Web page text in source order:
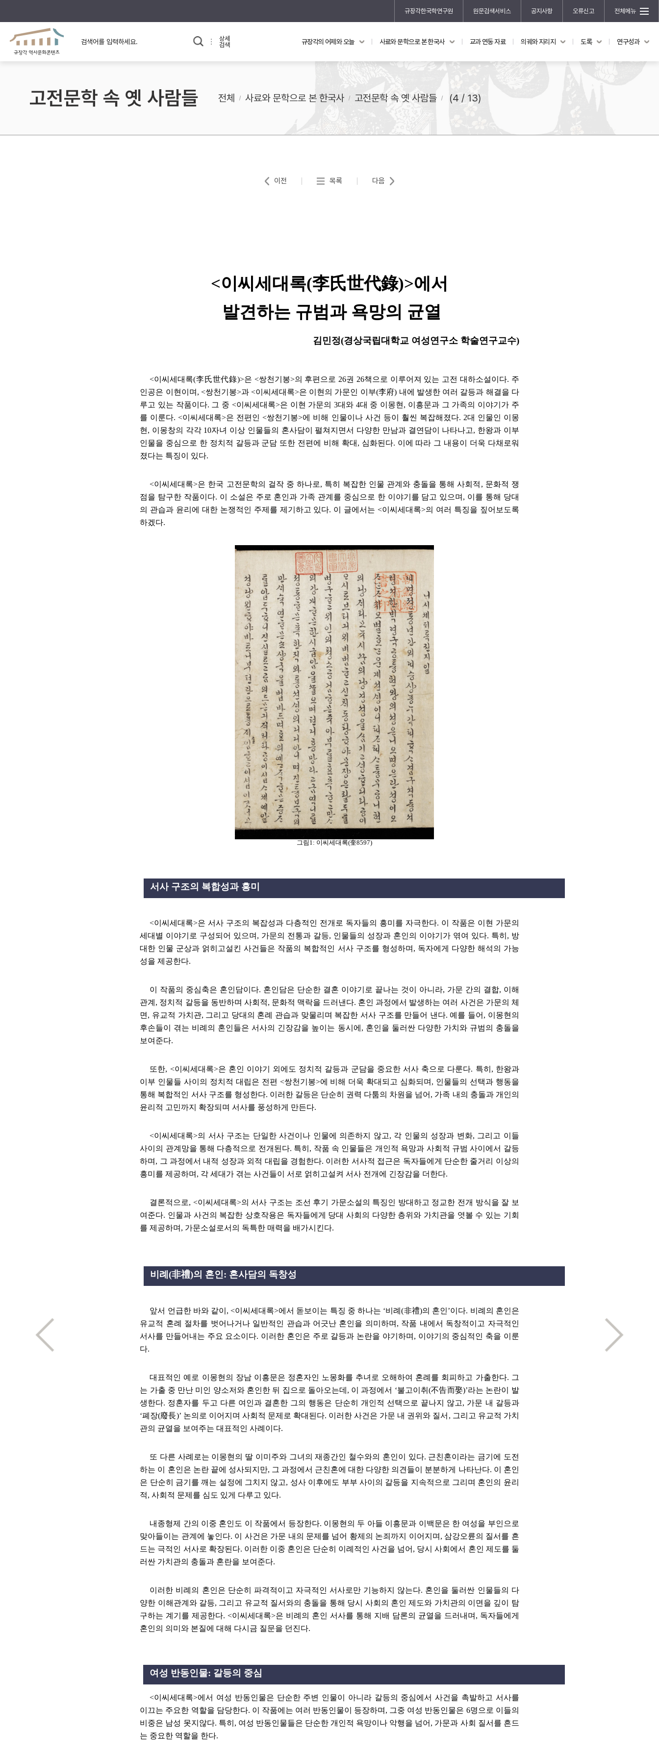
규장각한국학연구원 원문검색서비스 공지사항 오류신고 전체메뉴
규장각의 어제와 오늘
규장각 소개영상
사료와 문학으로 본
고대
고려
조선 후기
교과 연동 자료 의궤와 지리지
지리지 이야기
도록
규장각 소장품 해설
연구성과
신진학자 초청 연구교류 사업
상세
검색
“정조”가 나온 후 “정약용”이 나오지 않는 자
규장각의 어제와 오늘 사료와 문학으로 본 한국사 교과 연동 자료 의궤와 지리지 도록 연구성과
고전문학 속 옛 사람들 전체 사료와 문학으로 본 한국사 고전문학 속 옛 사람들 (4 / 13)
이전 목록 다음
<이씨세대록(李氏世代錄)>에서
발견하는 규범과 욕망의 균열
김민정(경상국립대학교 여성연구소 학술연구교수)
<이씨세대록(李氏世代錄)>은 <쌍천기봉>의 후편으로 26권 26책으로 이루어져 있는 고전 대하소설이다. 주
인공은 이현이며 , <쌍천기봉>과<이씨세대록>은 이현의 가문인 이부(李府) 내에 발생한 여러 갈등과 해결을 다
루고 있는 작품이다. 그 중 <이씨세대록>은 이현 가문의3대와 4대 중 이몽현 , 이흥문과 그 가족의 이야기가 주
를 이룬다. <이씨세대록>은 전편인<쌍천기봉>에 비해 인물이나 사건 등이 훨씬 복잡해졌다. 2대 인물인 이몽
현 , 이몽창의 각각 10자녀 이상 인물들의 혼사담이 펼쳐지면서 다양한 만남과 결연담이 나타나고, 한왕과 이부
인물을 중심으로 한 정치적 갈등과 군담 또한 전편에 비해 확대 , 심화된다. 이에 따라 그 내용이 더욱 다채로워
졌다는 특징이 있다.
<이씨세대록>은 한국 고전문학의 걸작 중 하나로, 특히 복잡한 인물 관계와 충돌을 통해 사회적 , 문화적 쟁
점을 탐구한 작품이다. 이 소설은 주로 혼인과 가족 관계를 중심으로 한 이야기를 담고 있으며 , 이를 통해 당대
의 관습과 윤리에 대한 논쟁적인 주제를 제기하고 있다. 이 글에서는<이씨세대록>의 여러 특징을 짚어보도록
하겠다.
그림 1: 이씨세대록(奎8597)
서사 구조의 복합성과 흥미
<이씨세대록>은 서사 구조의 복잡성과 다층적인 전개로 독자들의 흥미를 자극한다. 이 작품은 이현 가문의
세대별 이야기로 구성되어 있으며 , 가문의 전통과 갈등, 인물들의 성장과 혼인의 이야기가 엮여 있다. 특히 , 방
대한 인물 군상과 얽히고설킨 사건들은 작품의 복합적인 서사 구조를 형성하며 , 독자에게 다양한 해석의 가능
성을 제공한다.
이 작품의 중심축은 혼인담이다. 혼인담은 단순한 결혼 이야기로 끝나는 것이 아니라, 가문 간의 결합, 이해
관계 , 정치적 갈등을 동반하며 사회적, 문화적 맥락을 드러낸다. 혼인 과정에서 발생하는 여러 사건은 가문의 체
면 , 유교적 가치관, 그리고 당대의 혼례 관습과 맞물리며 복잡한 서사 구조를 만들어 낸다. 예를 들어 , 이몽현의
후손들이 겪는 비례의 혼인들은 서사의 긴장감을 높이는 동시에 , 혼인을 둘러싼 다양한 가치와 규범의 충돌을
보여준다.
또한, <이씨세대록>은 혼인 이야기 외에도 정치적 갈등과 군담을 중요한 서사 축으로 다룬다. 특히 , 한왕과
이부 인물들 사이의 정치적 대립은 전편 <쌍천기봉>에 비해 더욱 확대되고 심화되며 , 인물들의 선택과 행동을
통해 복합적인 서사 구조를 형성한다. 이러한 갈등은 단순히 권력 다툼의 차원을 넘어 , 가족 내의 충돌과 개인의
윤리적 고민까지 확장되며 서사를 풍성하게 만든다.
<이씨세대록>의 서사 구조는 단일한 사건이나 인물에 의존하지 않고, 각 인물의 성장과 변화, 그리고 이들
사이의 관계망을 통해 다층적으로 전개된다. 특히 , 작품 속 인물들은 개인적 욕망과 사회적 규범 사이에서 갈등
하며 , 그 과정에서 내적 성장과 외적 대립을 경험한다. 이러한 서사적 접근은 독자들에게 단순한 줄거리 이상의
흥미를 제공하며 , 각 세대가 겪는 사건들이 서로 얽히고설켜 서사 전개에 긴장감을 더한다.
결론적으로, <이씨세대록>의 서사 구조는 조선 후기 가문소설의 특징인 방대하고 정교한 전개 방식을 잘 보
여준다. 인물과 사건의 복잡한 상호작용은 독자들에게 당대 사회의 다양한 층위와 가치관을 엿볼 수 있는 기회
를 제공하며 , 가문소설로서의 독특한 매력을 배가시킨다.
비례(非禮)의 혼인: 혼사담의 독창성
앞서 언급한 바와 같이 , <이씨세대록>에서 돋보이는 특징 중 하나는 ‘비례(非禮)의 혼인’이다. 비례의 혼인은
유교적 혼례 절차를 벗어나거나 일반적인 관습과 어긋난 혼인을 의미하며 , 작품 내에서 독창적이고 자극적인
서사를 만들어내는 주요 요소이다. 이러한 혼인은 주로 갈등과 논란을 야기하며 , 이야기의 중심적인 축을 이룬
다.
대표적인 예로 이몽현의 장남 이흥문은 정혼자인 노몽화를 추녀로 오해하여 혼례를 회피하고 가출한다. 그
는 가출 중 만난 미인 양소저와 혼인한 뒤 집으로 돌아오는데 , 이 과정에서 ‘불고이취 (不告而娶)’라는 논란이 발
생한다. 정혼자를 두고 다른 여인과 결혼한 그의 행동은 단순히 개인적 선택으로 끝나지 않고, 가문 내 갈등과
‘폐장(廢長)’ 논의로 이어지며 사회적 문제로 확대된다. 이러한 사건은 가문 내 권위와 질서 , 그리고 유교적 가치
관의 균열을 보여주는 대표적인 사례이다.
또 다른 사례로는 이몽현의 딸 이미주와 그녀의 재종간인 철수와의 혼인이 있다. 근친혼이라는 금기에 도전
하는 이 혼인은 논란 끝에 성사되지만, 그 과정에서 근친혼에 대한 다양한 의견들이 분분하게 나타난다. 이 혼인
은 단순히 금기를 깨는 설정에 그치지 않고, 성사 이후에도 부부 사이의 갈등을 지속적으로 그리며 혼인의 윤리
적,사회적 문제를 심도 있게 다루고 있다.
내종형제 간의 이중 혼인도 이 작품에서 등장한다. 이몽현의 두 아들 이흥문과 이백문은 한 여성을 부인으로
맞아들이는 관계에 놓인다. 이 사건은 가문 내의 문제를 넘어 황제의 논죄까지 이어지며 , 삼강오륜의 질서를 흔
드는 극적인 서사로 확장된다. 이러한 이중 혼인은 단순히 이례적인 사건을 넘어 , 당시 사회에서 혼인 제도를 둘
러싼 가치관의 충돌과 혼란을 보여준다.
이러한 비례의 혼인은 단순히 파격적이고 자극적인 서사로만 기능하지 않는다. 혼인을 둘러싼 인물들의 다
양한 이해관계와 갈등, 그리고 유교적 질서와의 충돌을 통해 당시 사회의 혼인 제도와 가치관의 이면을 깊이 탐
구하는 계기를 제공한다. <이씨세대록>은 비례의 혼인 서사를 통해 지배 담론의 균열을 드러내며 , 독자들에게
혼인의 의미와 본질에 대해 다시금 질문을 던진다.
여성 반동인물: 갈등의 중심
<이씨세대록>에서 여성 반동인물은 단순한 주변 인물이 아니라 갈등의 중심에서 사건을 촉발하고 서사를
이끄는 주요한 역할을 담당한다. 이 작품에는 여러 반동인물이 등장하며 , 그중 여성 반동인물은 6명으로 이들의
비중은 남성 못지않다. 특히 , 여성 반동인물들은 단순한 개인적 욕망이나 악행을 넘어 , 가문과 사회 질서를 흔드
는 중요한 역할을 한다.